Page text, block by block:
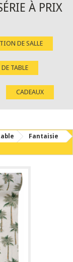
À PRIX
DE SALLE
TABLE
CADEAUX
Fantaisie